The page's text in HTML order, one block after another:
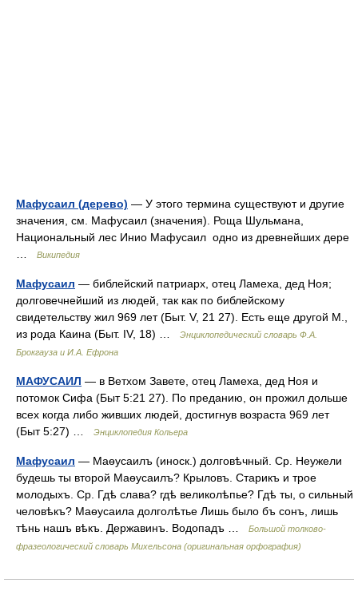
Мафусаил (дерево) — У этого термина существуют и другие
значения, см. Мафусаил (значения). Роща Шульмана,
Национальный лес Инио Мафусаил одно из древнейших дере
…
Википедия
Мафусаил — библейский патриарх, отец Ламеха, дед Ноя;
долговечнейший из людей, так как по библейскому
свидетельству жил 969 лет (Быт. V, 21 27). Есть еще другой М.,
из рода Каина (Быт. IV, 18) …
Энциклопедический словарь Ф.А.
Брокгауза и И.А. Ефрона
МАФУСАИЛ — в Ветхом Завете, отец Ламеха, дед Ноя и
потомок Сифа (Быт 5:21 27). По преданию, он прожил дольше
всех когда либо живших людей, достигнув возраста 969 лет
(Быт 5:27) …
Энциклопедия Кольера
Мафусаил — Маѳусаилъ (иноск.) долговѣчный. Ср. Неужели
будешь ты второй Маѳусаилъ? Крыловъ. Старикъ и трое
молодыхъ. Ср. Гдѣ слава? гдѣ великолѣпье? Гдѣ ты, о сильный
человѣкъ? Маѳусаила долголѣтье Лишь было бъ сонъ, лишь
тѣнь нашъ вѣкъ. Державинъ. Водопадъ …
Большой толково-
фразеологический словарь Михельсона (оригинальная орфография)